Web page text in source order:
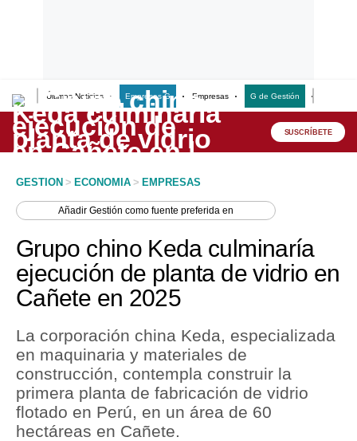
Últimas Noticias Empresas G Empresas G de Gestión
Lo último
Peru Quiosco
Economía
Mercados
Política
Tu Dinero
Finanzas Personales
SUSCRÍBETE
GESTION > ECONOMIA > EMPRESAS
AñadirGestión como fuente preferida en
Grupo chino Keda culminaría
ejecución de planta de vidrio en
Cañete en 2025
La corporación china Keda, especializada
en maquinaria y materiales de
construcción, contempla construir la
primera planta de fabricación de vidrio
flotado en Perú, en un área de 60
hectáreas en Cañete.